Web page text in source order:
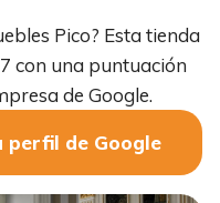
Pico? Esta tienda
con una puntuación
de Google.
perfil de Google